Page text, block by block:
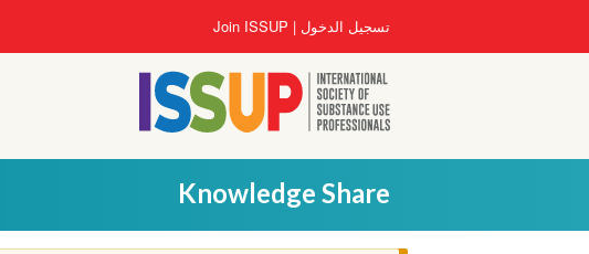
User
account
menu
تسجيل الدخول Join ISSUP
Knowledge Share